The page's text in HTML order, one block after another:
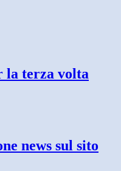
la terza volta
news sul sito